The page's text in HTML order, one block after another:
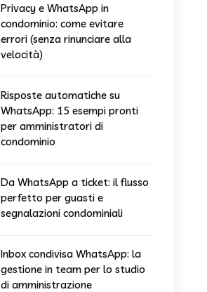
Privacy e WhatsApp in
condominio: come evitare
errori (senza rinunciare alla
velocità)
Risposte automatiche su
WhatsApp: 15 esempi pronti
per amministratori di
condominio
Da WhatsApp a ticket: il flusso
perfetto per guasti e
segnalazioni condominiali
Inbox condivisa WhatsApp: la
gestione in team per lo studio
di amministrazione